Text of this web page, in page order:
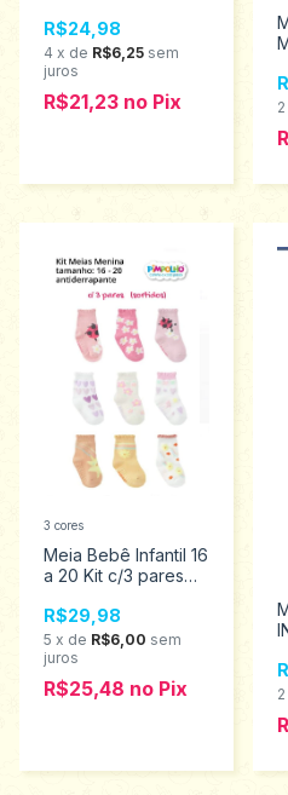
0300786
R$24,98
4 x de R$6,25 sem
juros
R$21,23 no Pix 2
Meia Bebê Infantil 16
a 20 Kit c/3 pares
0300615
R$29,98
5 x de R$6,00 sem
juros
R$25,48 no Pix
3 cores
2